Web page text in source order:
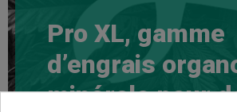
Pro XL, gamme
d’engrais
minérale pour